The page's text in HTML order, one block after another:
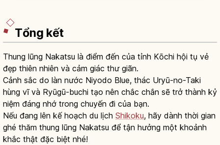
Tổng kết
Thung lũng Nakatsu là điểm đến của tỉnh Kōchi hội tụ vẻ
đẹp thiên nhiên và cảm giác thư giãn.
Cảnh sắc do làn nước Niyodo Blue, thác Uryū-no-Taki
hùng vĩ và Ryūgū-buchi tạo nên chắc chắn sẽ trở thành kỷ
niệm đáng nhớ trong chuyến đi của bạn.
Nếu đang lên kế hoạch du lịch Shikoku, hãy dành thời gian
ghé thăm thung lũng Nakatsu để tận hưởng một khoảnh
khắc thật đặc biệt nhé!